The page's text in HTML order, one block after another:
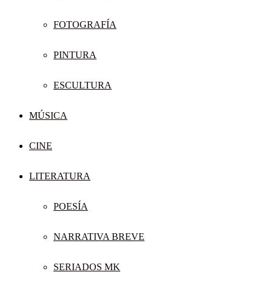
FOTOGRAFÍA
PINTURA
ESCULTURA
MÚSICA
CINE
LITERATURA
POESÍA
NARRATIVA BREVE
SERIADOS MK